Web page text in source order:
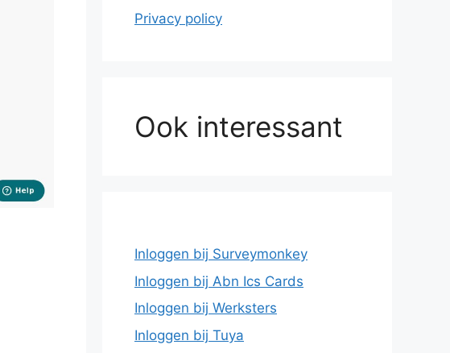
Privacy policy
Ook interessant
Inloggen bij Surveymonkey
Inloggen bij Abn Ics Cards
Inloggen bij Werksters
Inloggen bij Tuya